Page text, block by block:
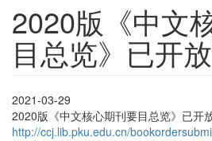
2020版《中文
目总览》已开
2021-03-29
2020版《中文核心期刊要目总览》已开
http://ccj.lib.pku.edu.cn/